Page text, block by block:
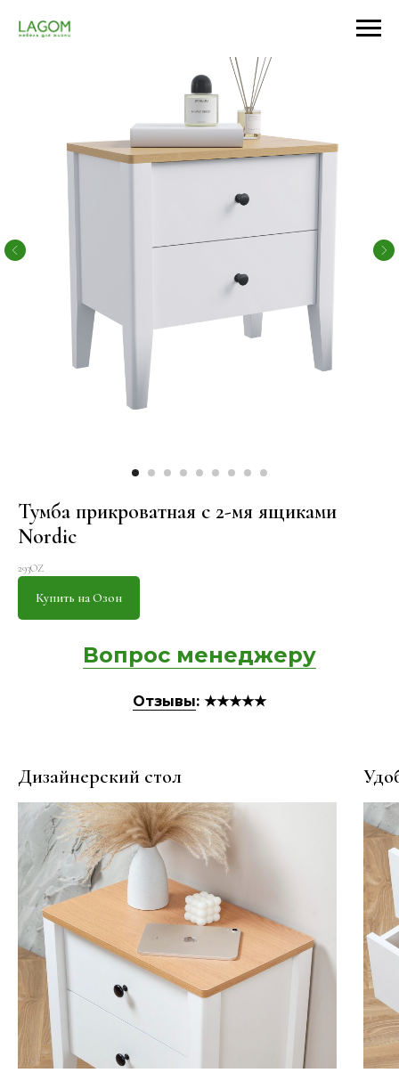
Тумба прикроватная с 2-мя ящиками Nordic
Тумба прикроватная с 2-мя ящиками
Nordic
293OZ
Купить на Озон
Вопрос менеджеру
Отзывы: ★★★★★
Дизайнерский стол